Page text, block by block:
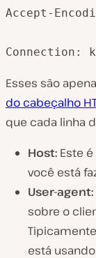
Accept-
Connection:
Esses são
do cabeçalho
que cada linha
Host: Este é
você está
User-agent:
sobre o
está